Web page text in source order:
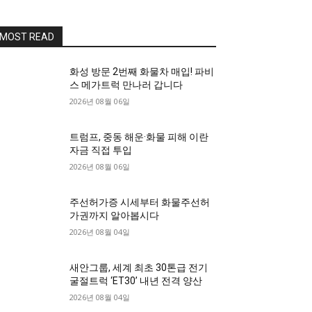
MOST READ
화성 방문 2번째 화물차 매입! 파비
스 메가트럭 만나러 갑니다
2026년 08월 06일
트럼프, 중동 해운·화물 피해 이란
자금 직접 투입
2026년 08월 06일
주선허가증 시세부터 화물주선허
가권까지 알아봅시다
2026년 08월 04일
새안그룹, 세계 최초 30톤급 전기
굴절트럭 ‘ET30’ 내년 전격 양산
2026년 08월 04일